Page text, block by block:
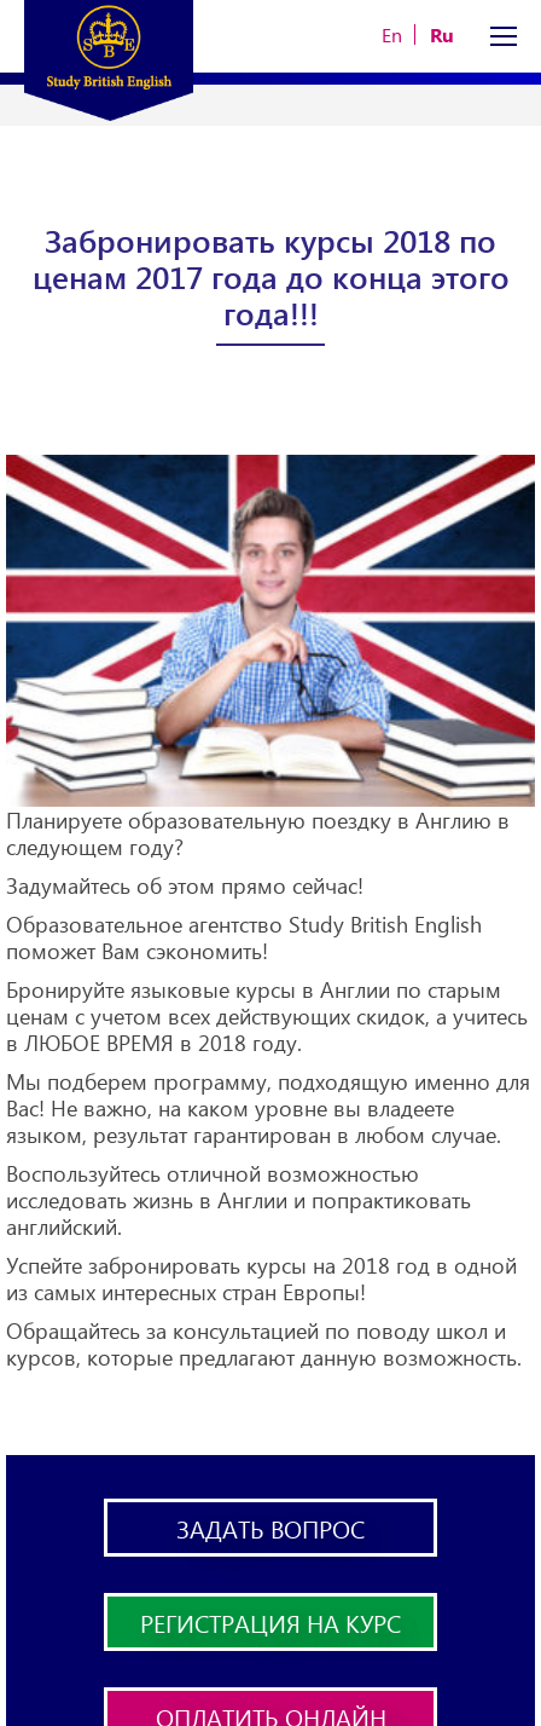
En Ru
Забронировать курсы 2018 по
ценам 2017 года до конца этого
года!!!
Планируете образовательную поездку в Англию в
следующем году?
Задумайтесь об этом прямо сейчас!
Образовательное агентство Study British English
поможет Вам сэкономить!
Бронируйте языковые курсы в Англии по старым
ценам с учетом всех действующих скидок, а учитесь
в ЛЮБОЕ ВРЕМЯ в 2018 году.
Мы подберем программу, подходящую именно для
Вас! Не важно, на каком уровне вы владеете
языком, результат гарантирован в любом случае.
Воспользуйтесь отличной возможностью
исследовать жизнь в Англии и попрактиковать
английский.
Успейте забронировать курсы на 2018 год в одной
из самых интересных стран Европы!
Обращайтесь за консультацией по поводу школ и
курсов, которые предлагают данную возможность.
ЗАДАТЬ ВОПРОС
РЕГИСТРАЦИЯ НА КУРС
ОПЛАТИТЬ ОНЛАЙН